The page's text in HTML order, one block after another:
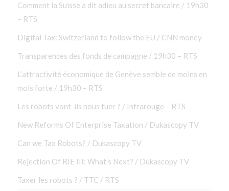
Comment la Suisse a dit adieu au secret bancaire / 19h30
– RTS
Digital Tax: Switzerland to follow the EU / CNN money
Transparences des fonds de campagne / 19h30 – RTS
L’attractivité économique de Genève semble de moins en
mois forte / 19h30 – RTS
Les robots vont-ils nous tuer ? / Infrarouge – RTS
New Reforms Of Enterprise Taxation / Dukascopy TV
Can we Tax Robots? / Dukascopy TV
Rejection Of RIE III: What’s Next? / Dukascopy TV
Taxer les robots ? / TTC / RTS